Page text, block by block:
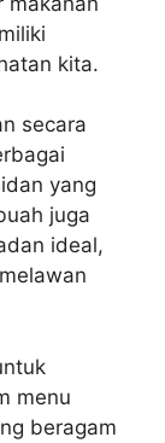
kita.
secara
yang
juga
ideal,
menu
beragam